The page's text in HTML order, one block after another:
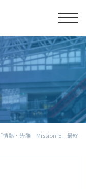
「情熱・先端 Mission-E」最終